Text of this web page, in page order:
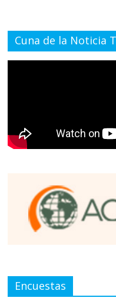
Cuna de la Noticia
Encuestas